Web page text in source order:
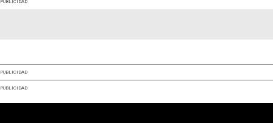
PUBLICIDAD
PUBLICIDAD
PUBLICIDAD